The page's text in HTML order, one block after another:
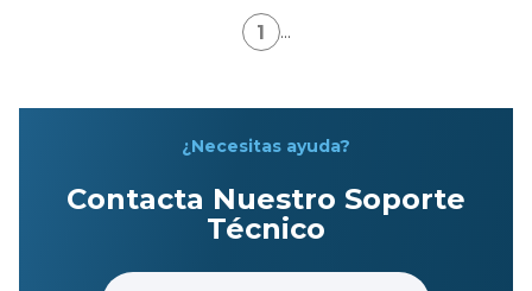
1 ...
¿Necesitas ayuda?
Contacta Nuestro Soporte
Técnico